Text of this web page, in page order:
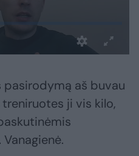
aš buvau
ji vis kilo,